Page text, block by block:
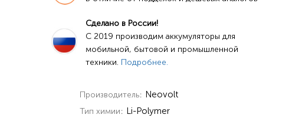
Сделано в России!
C 2019 производим аккумуляторы для
мобильной, бытовой и промышленной
техники. Подробнее.
Производитель Neovolt
Тип химии Li-Polymer